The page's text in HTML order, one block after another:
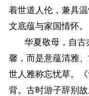
着世道人伦，兼具
文底蕴与家国情怀。
华夏敬母，自古
馨，而是意蕴清雅
世人雅称忘忧草。
背。古时游子辞别